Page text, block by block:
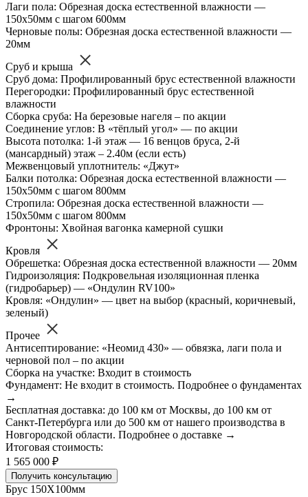
Лаги пола: Обрезная доска естественной влажности —
150х50мм с шагом 600мм
Черновые полы: Обрезная доска естественной влажности —
20мм
Сруб и крыша
Сруб дома: Профилированный брус естественной влажности
Перегородки: Профилированный брус естественной
влажности
Сборка сруба: На березовые нагеля – по акции
Соединение углов: В «тёплый угол» — по акции
Высота потолка: 1-й этаж — 16 венцов бруса, 2-й
(мансардный) этаж – 2.40м (если есть)
Межвенцовый уплотнитель: «Джут»
Балки потолка: Обрезная доска естественной влажности —
150х50мм с шагом 800мм
Стропила: Обрезная доска естественной влажности —
150х50мм с шагом 800мм
Фронтоны: Хвойная вагонка камерной сушки
Кровля
Обрешетка: Обрезная доска естественной влажности — 20мм
Гидроизоляция: Подкровельная изоляционная пленка
(гидробарьер) — «Ондулин RV100»
Кровля: «Ондулин» — цвет на выбор (красный, коричневый,
зеленый)
Прочее
Антисептирование: «Неомид 430» — обвязка, лаги пола и
черновой пол – по акции
Сборка на участке: Входит в стоимость
Фундамент: Не входит в стоимость. Подробнее о фундаментах
→
Бесплатная доставка: до 100 км от Москвы, до 100 км от
Санкт-Петербурга или до 500 км от нашего производства в
Новгородской области. Подробнее о доставке →
Итоговая стоимость:
1 565 000 ₽
Получить консультацию
Брус 150Х100мм